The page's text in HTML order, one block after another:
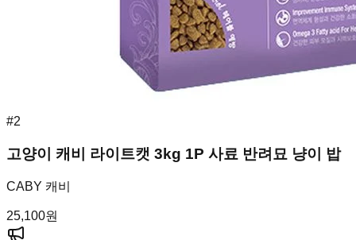
#2
고양이 캐비 라이트캣 3kg 1P 사료 반려묘 냥이 밥
CABY 캐비
25,100원